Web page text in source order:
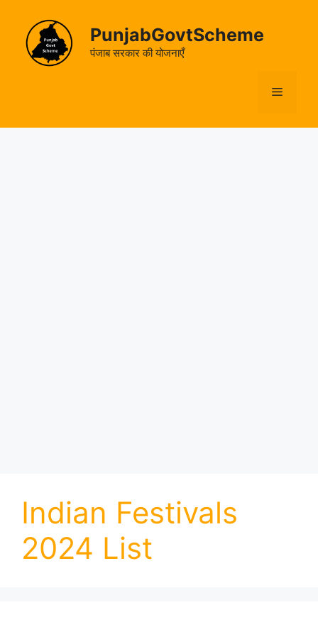
content
PunjabGovtScheme
पंजाब सरकार की योजनाएँ
Menu
Indian Festivals
2024 List